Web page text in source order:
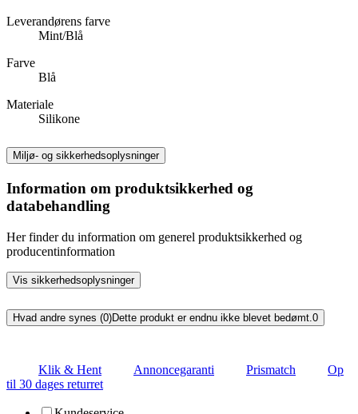
Leverandørens farve
Mint/Blå
Farve
Blå
Materiale
Silikone
Miljø- og sikkerhedsoplysninger
Information om produktsikkerhed og
databehandling
Her finder du information om generel produktsikkerhed og
producentinformation
Vis sikkerhedsoplysninger
Hvad andre synes (0)Dette produkt er endnu ikke blevet bedømt. 0
Klik & Hent Annoncegaranti Prismatch
Op
til 30 dages returret